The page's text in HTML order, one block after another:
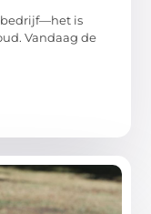
is
Vandaag de